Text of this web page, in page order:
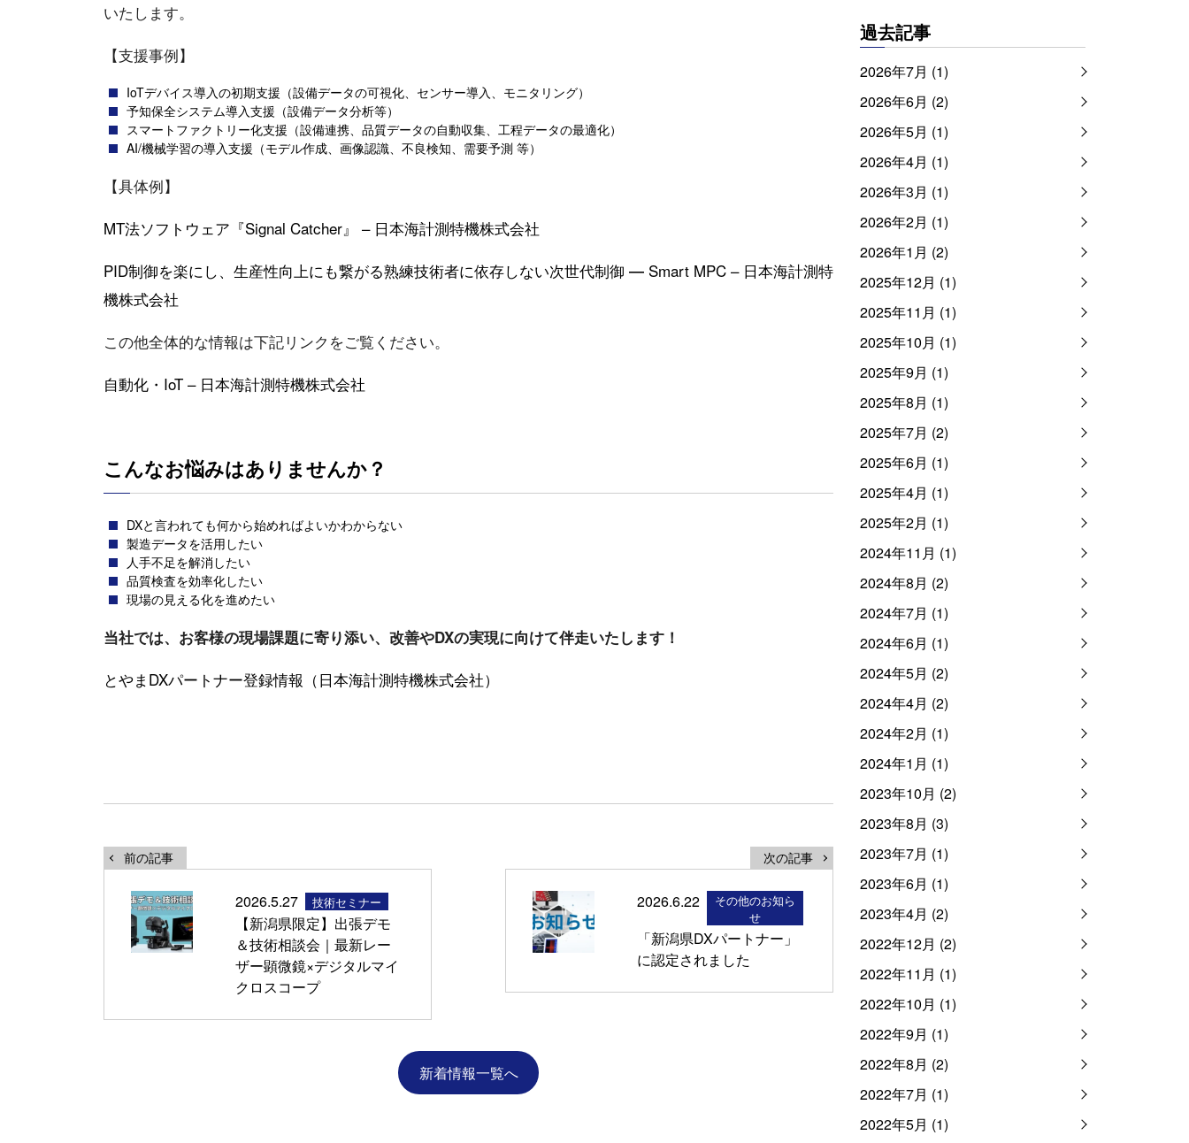
いたします。
【支援事例】
IoTデバイス導入の初期支援（設備データの可視化、センサー導入、モニタリング）
予知保全システム導入支援（設備データ分析等）
スマートファクトリー化支援（設備連携、品質データの自動収集、工程データの最適化）
AI/機械学習の導入支援（モデル作成、画像認識、不良検知、需要予測 等）
【具体例】
MT法ソフトウェア『Signal Catcher』 – 日本海計測特機株式会社
PID制御を楽にし、生産性向上にも繋がる熟練技術者に依存しない次世代制御 ― Smart MPC – 日本海計測特
機株式会社
この他全体的な情報は下記リンクをご覧ください。
自動化・IoT – 日本海計測特機株式会社
こんなお悩みはありませんか？
DXと言われても何から始めればよいかわからない
製造データを活用したい
人手不足を解消したい
品質検査を効率化したい
現場の見える化を進めたい
当社では、お客様の現場課題に寄り添い、改善やDXの実現に向けて伴走いたします！
とやまDXパートナー登録情報（日本海計測特機株式会社）
前の記事
2026.5.27 技術セミナー
【新潟県限定】出張デモ
＆技術相談会｜最新レー
ザー顕微鏡×デジタルマイ
クロスコープ
次の記事
2026.6.22
その他のお知ら
せ
「新潟県DXパートナー」
に認定されました
新着情報一覧へ
過去記事
2026年7月 (1)
2026年6月 (2)
2026年5月 (1)
2026年4月 (1)
2026年3月 (1)
2026年2月 (1)
2026年1月 (2)
2025年12月 (1)
2025年11月 (1)
2025年10月 (1)
2025年9月 (1)
2025年8月 (1)
2025年7月 (2)
2025年6月 (1)
2025年4月 (1)
2025年2月 (1)
2024年11月 (1)
2024年8月 (2)
2024年7月 (1)
2024年6月 (1)
2024年5月 (2)
2024年4月 (2)
2024年2月 (1)
2024年1月 (1)
2023年10月 (2)
2023年8月 (3)
2023年7月 (1)
2023年6月 (1)
2023年4月 (2)
2022年12月 (2)
2022年11月 (1)
2022年10月 (1)
2022年9月 (1)
2022年8月 (2)
2022年7月 (1)
2022年5月 (1)